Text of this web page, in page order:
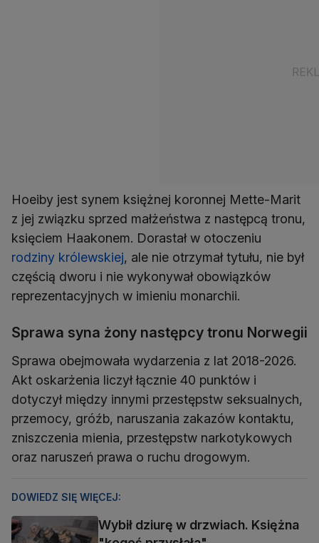
Hoeiby jest synem księżnej koronnej Mette-Marit
z jej związku sprzed małżeństwa z następcą tronu,
księciem Haakonem. Dorastał w otoczeniu
rodziny królewskiej, ale nie otrzymał tytułu, nie był
częścią dworu i nie wykonywał obowiązków
reprezentacyjnych w imieniu monarchii.
Sprawa syna żony następcy tronu Norwegii
Sprawa obejmowała wydarzenia z lat 2018-2026.
Akt oskarżenia liczył łącznie 40 punktów i
dotyczył między innymi przestępstw seksualnych,
przemocy, gróźb, naruszania zakazów kontaktu,
zniszczenia mienia, przestępstw narkotykowych
oraz naruszeń prawa o ruchu drogowym.
DOWIEDZ SIĘ WIĘCEJ:
Wybił dziurę w drzwiach. Księżna